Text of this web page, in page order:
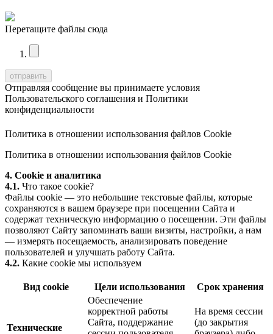
Перетащите файлы сюда
Отправляя сообщение вы принимаете условия
Пользовательского соглашения и Политики
конфиденциальности
Политика в отношении использования файлов Cookie
Политика в отношении использования файлов Cookie
4. Cookie и аналитика
4.1. Что такое cookie?
Файлы cookie — это небольшие текстовые файлы, которые
сохраняются в вашем браузере при посещении Сайта и
содержат техническую информацию о посещении. Эти файлы
позволяют Сайту запоминать ваши визиты, настройки, а нам
— измерять посещаемость, анализировать поведение
пользователей и улучшать работу Сайта.
4.2. Какие cookie мы используем
Вид cookie Цели использования Срок хранения
Технические
Обеспечение
корректной работы
Сайта, поддержание
На время сессии
(до закрытия